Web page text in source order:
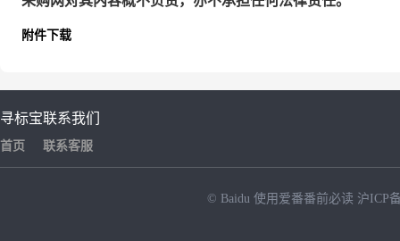
附件下载
寻标宝
首页
联系我们
联系客服
© Baidu 使用爱番番前必读 沪ICP